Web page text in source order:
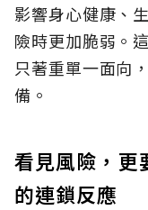
影響身心健康、
險時更加脆弱。
只著重單一面向
備。
看見風險，
的連鎖反應